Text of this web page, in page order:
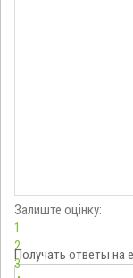
Залиште оцінку:
1
2
3
Получать ответы на